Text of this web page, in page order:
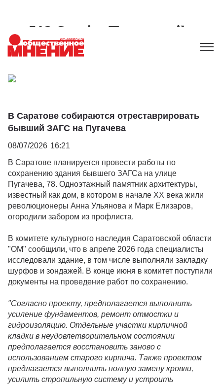
В Саратове собираются отреставрировать
бывший ЗАГС на Пугачева
08/07/2026 16:21
В Саратове планируется провести работы по
сохранению здания бывшего ЗАГСа на улице
Пугачева, 78. Одноэтажный памятник архитектуры,
известный как дом, в котором в начале XX века жили
революционеры Анна Ульянова и Марк Елизаров,
огородили забором из профлиста.
В комитете культурного наследия Саратовской области
"ОМ" сообщили, что в апреле 2026 года специалисты
исследовали здание, в том числе выполняли закладку
шурфов и зондажей. В конце июня в комитет поступили
документы на проведение работ по сохранению.
"Согласно проекту, предполагается выполнить
усиление фундаментов, ремонт отмостки и
гидроизоляцию. Отдельные участки кирпичной
кладки в неудовлетворительном состоянии
предполагается восстановить заново с
использованием старого кирпича. Также проектом
предлагается выполнить полную замену кровли,
усилить стропильную систему и устроить